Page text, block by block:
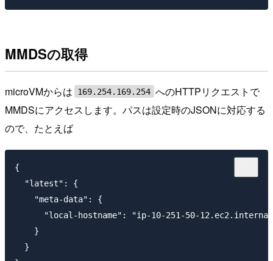
MMDSの取得
microVMからは 169.254.169.254 へのHTTPリクエストで
MMDSにアクセスします。パスは設定時のJSONに対応する
ので、たとえば
{
  "latest": {
    "meta-data": {
"local-hostname": "ip-10-251-50-
    }
  }